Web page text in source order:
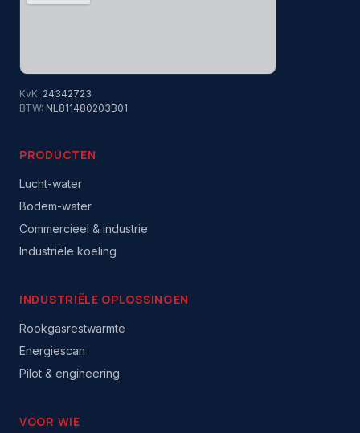
KvK: 24342723
BTW: NL811480203B01
PRODUCTEN
Lucht-water
Bodem-water
Commercieel & industrie
Industriële koeling
INDUSTRIËLE OPLOSSINGEN
Rookgasrestwarmte
Energiescan
Pilot & engineering
VOOR WIE